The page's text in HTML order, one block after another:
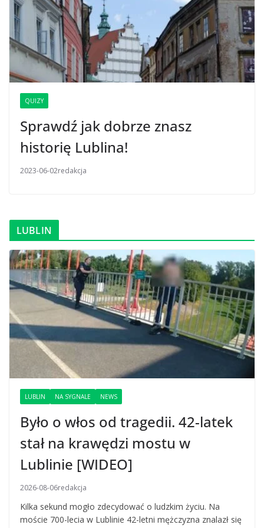
QUIZY
Sprawdź jak dobrze znasz
historię Lublina!
2023-06-02redakcja
LUBLIN
LUBLIN NA SYGNALE NEWS
Było o włos od tragedii. 42-latek
stał na krawędzi mostu w
Lublinie [WIDEO]
2026-08-06redakcja
Kilka sekund mogło zdecydować o ludzkim życiu. Na
moście 700-lecia w Lublinie 42-letni mężczyzna znalazł się